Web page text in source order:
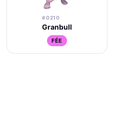
#0210
Granbull
FÉE